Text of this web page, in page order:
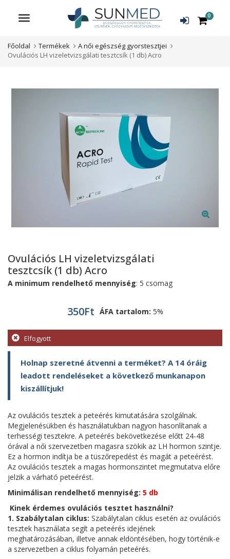
Menü 0
Főoldal Termékek
A női egészség gyorstesztjei
Ovulációs LH vizeletvizsgálati tesztcsík (1 db) Acro
Ovulációs LH vizeletvizsgálati
tesztcsík (1 db) Acro
A minimum rendelhető mennyiség: 5 csomag
350Ft ÁFA tartalom: 5%
Elfogyott
Holnap szeretné átvenni a terméket? A 14 óráig
leadott rendeléseket a következő munkanapon
kiszállítjuk!
Az ovulációs tesztek a peteérés kimutatására szolgálnak.
Megjelenésükben és használatukban nagyon hasonlítanak a
terhességi tesztekre. A peteérés bekövetkezése előtt 24-48
órával a női szervezetben magasra szökik az LH hormon szintje.
Ez a hormon indítja be a tüszőrepedést és magát a peteérést.
Az ovulációs tesztek a magas hormonszintet megmutatva előre
jelzik a várható peteérést.
Minimálisan rendelhető mennyiség: 5 db
Kinek érdemes ovulációs tesztet használni?
1. Szabálytalan ciklus: Szabálytalan ciklus esetén az ovulációs
tesztek használata segít a peteérés idejének
meghatározásában, illetve annak eldöntésében, hogy történik-e
a szervezetben a ciklus folyamán peteérés.